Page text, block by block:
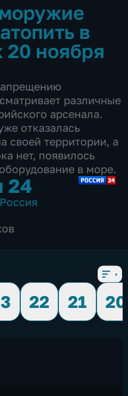
в
20 ноября
различные
арсенала.
отказалась
своей территории, а
нет, появилось
в море.
24
Россия
22 21
20